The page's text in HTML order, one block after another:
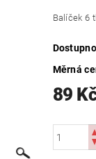
Balíček 6
Měrná
89